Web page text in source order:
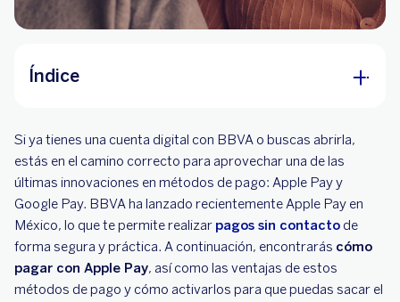
Índice
¿Cuáles son las ventajas de los pagos sin
contacto?
¿Cómo funciona Apple Pay y Google Pay?
¿Cómo activar Apple Pay?
Si ya tienes una cuenta digital con BBVA o buscas abrirla,
estás en el camino correcto para aprovechar una de las
últimas innovaciones en métodos de pago: Apple Pay y
Google Pay. BBVA ha lanzado recientemente Apple Pay en
México, lo que te permite realizar pagos sin contacto de
forma segura y práctica. A continuación, encontrarás cómo
pagar con Apple Pay, así como las ventajas de estos
métodos de pago y cómo activarlos para que puedas sacar el